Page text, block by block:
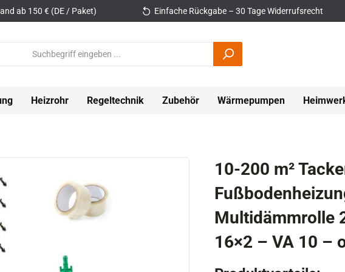
ab 150 € (DE / Paket) Einfache Rückgabe – 30 Tage Widerrufsrecht
Heizrohr Regeltechnik Zubehör Wärmepumpen
10-200 m²
Multidämmrolle
16×2 – VA 10 –